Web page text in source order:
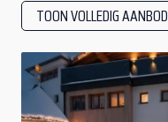
TOON VOLLEDIG AANBOD